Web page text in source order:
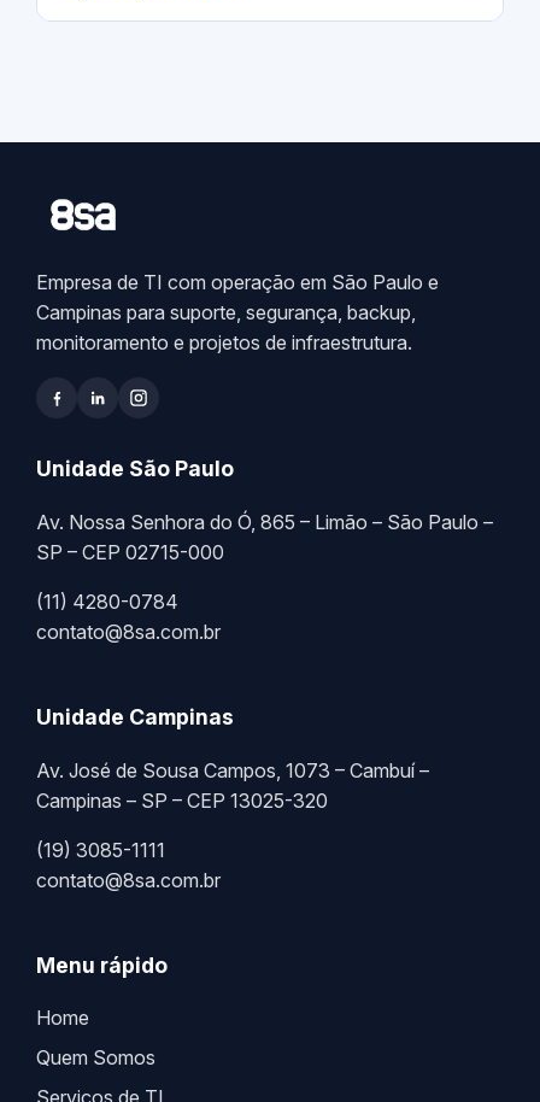
Empresa de TI com operação em São Paulo e
Campinas para suporte, segurança, backup,
monitoramento e projetos de infraestrutura.
Unidade São Paulo
Av. Nossa Senhora do Ó, 865 – Limão – São Paulo –
SP – CEP 02715-000
(11) 4280-0784
contato@8sa.com.br
Unidade Campinas
Av. José de Sousa Campos, 1073 – Cambuí –
Campinas – SP – CEP 13025-320
(19) 3085-1111
contato@8sa.com.br
Menu rápido
Home
Quem Somos